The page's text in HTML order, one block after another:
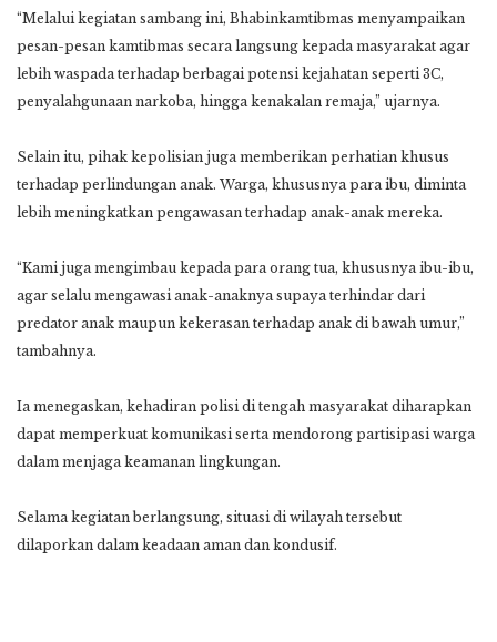
“Melalui kegiatan sambang ini, Bhabinkamtibmas menyampaikan
pesan-pesan kamtibmas secara langsung kepada masyarakat agar
lebih waspada terhadap berbagai potensi kejahatan seperti 3C,
penyalahgunaan narkoba, hingga kenakalan remaja,” ujarnya.
Selain itu, pihak kepolisian juga memberikan perhatian khusus
terhadap perlindungan anak. Warga, khususnya para ibu, diminta
lebih meningkatkan pengawasan terhadap anak-anak mereka.
“Kami juga mengimbau kepada para orang tua, khususnya ibu-ibu,
agar selalu mengawasi anak-anaknya supaya terhindar dari
predator anak maupun kekerasan terhadap anak di bawah umur,”
tambahnya.
Ia menegaskan, kehadiran polisi di tengah masyarakat diharapkan
dapat memperkuat komunikasi serta mendorong partisipasi warga
dalam menjaga keamanan lingkungan.
Selama kegiatan berlangsung, situasi di wilayah tersebut
dilaporkan dalam keadaan aman dan kondusif.